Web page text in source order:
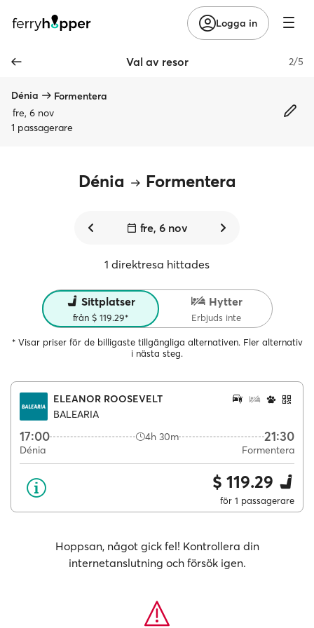
Logga in
Val av resor 2/5
Dénia
Formentera
fre, 6 nov
1 passagerare
Dénia Formentera
fre, 6 nov
1 direktresa hittades
Sittplatser
från $ 119.29*
Hytter
Erbjuds inte
* Visar priser för de billigaste tillgängliga alternativen. Fler alternativ
i nästa steg.
ELEANOR ROOSEVELT
BALEARIA
17:00 4h 30m 21:30
Dénia Formentera
$ 119.29
för 1 passagerare
Hoppsan, något gick fel! Kontrollera din
internetanslutning och försök igen.